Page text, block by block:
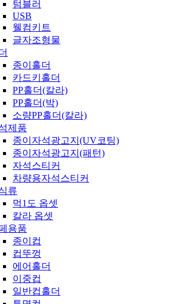
텀블러
USB
웰컴키트
글자조형물
종이홀더
카드키홀더
PP홀더(칼라)
PP홀더(박)
소량PP홀더(칼라)
제품
종이자석광고지(UV코팅)
종이자석광고지(패턴)
자석스티커
차량용자석스티커
류
먹1도 옵셋
칼라 옵셋
용품
종이컵
컵뚜껑
에어홀더
이중컵
일반컵홀더